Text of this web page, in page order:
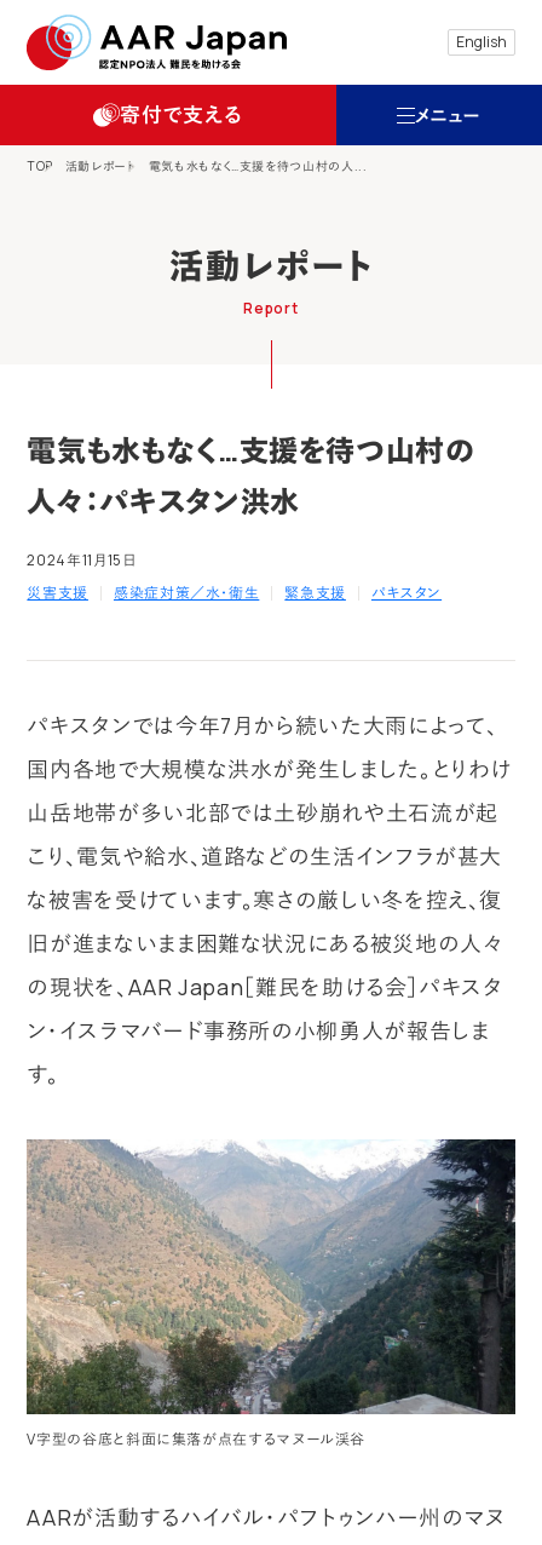
English
寄付で支える メニュー
TOP 活動レポート 電気も水もなく…支援を待つ山村の人...
活動レポート
Report
電気も水もなく…支援を待つ山村の
人々：パキスタン洪水
2024年11月15日
災害支援
感染症対策／水・衛生 緊急支援 パキスタン
パキスタンでは今年7月から続いた大雨によって、
国内各地で大規模な洪水が発生しました。とりわけ
山岳地帯が多い北部では土砂崩れや土石流が起
こり、電気や給水、道路などの生活インフラが甚大
な被害を受けています。寒さの厳しい冬を控え、復
旧が進まないまま困難な状況にある被災地の人々
の現状を、AAR Japan［難民を助ける会］パキスタ
ン・イスラマバード事務所の小柳勇人が報告しま
す。
V字型の谷底と斜面に集落が点在するマヌール渓谷
AARが活動するハイバル・パフトゥンハー州のマヌ